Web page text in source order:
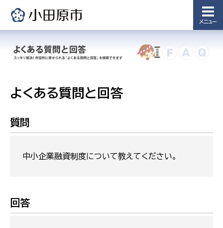
メニュー
よくある質問と回答
質問
中小企業融資制度について教えてください。
回答